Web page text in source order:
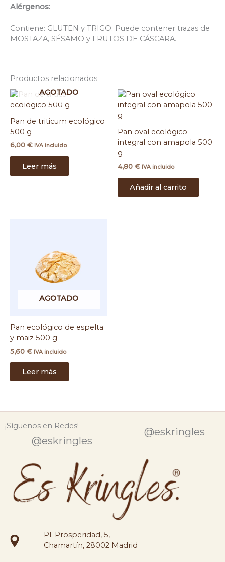
Alérgenos:
Contiene: GLUTEN y TRIGO. Puede contener trazas de
MOSTAZA, SÉSAMO y FRUTOS DE CÁSCARA.
Productos relacionados
AGOTADO
Pan de triticum ecológico
500 g
6,00 € IVA incluido
Leer más
Pan oval ecológico
integral con amapola 500
g
4,80 € IVA incluido
Añadir al carrito
AGOTADO
Pan ecológico de espelta
y maiz 500 g
5,60 € IVA incluido
Leer más
¡Síguenos en Redes!
@eskringles
@eskringles
Pl. Prosperidad, 5,
Chamartín, 28002 Madrid